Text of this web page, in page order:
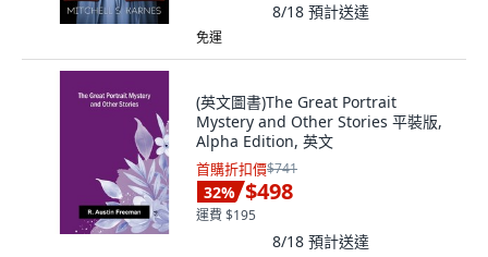
8/18 預計送達
免運
(英文圖書)The Great Portrait
Mystery and Other Stories 平裝版,
Alpha Edition, 英文
首購折扣價$741
32% $498
運費 $195
8/18 預計送達